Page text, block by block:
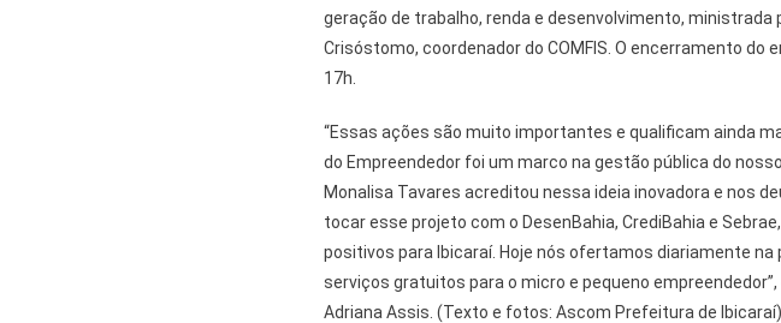
geração de trabalho, renda e desenvolvimento, ministrada
Crisóstomo, coordenador do COMFIS. O encerramento do
17h.
“Essas ações são muito importantes e qualificam ainda
do Empreendedor foi um marco na gestão pública do
Monalisa Tavares acreditou nessa ideia inovadora e nos
tocar esse projeto com o DesenBahia, CrediBahia e
positivos para Ibicaraí. Hoje nós ofertamos diariamente na
serviços gratuitos para o micro e pequeno
Adriana Assis. (Texto e fotos: Ascom Prefeitura de Ibicaraí)